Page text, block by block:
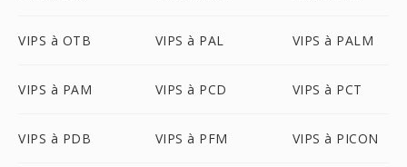
VIPS à OTB VIPS à PAL VIPS à PALM
VIPS à PAM VIPS à PCD VIPS à PCT
VIPS à PDB VIPS à PFM VIPS à PICON